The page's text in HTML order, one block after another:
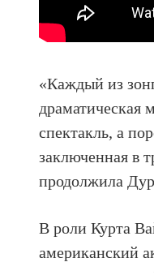
«Каждый из
драматическая
спектакль, а
заключенная в
продолжила
В роли Курта
американский